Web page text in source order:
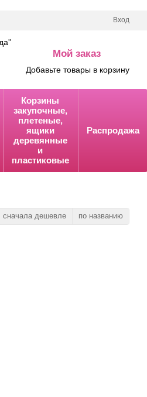
Вход
Мой заказ
Добавьте товары в корзину
Корзины
закупочные,
плетеные,
ящики
деревянные
и
пластиковые
Распродажа
сначала дешевле по названию